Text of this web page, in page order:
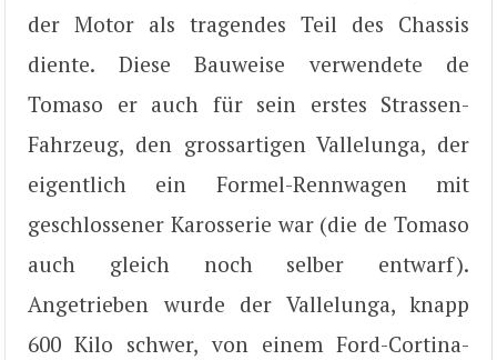
der Motor als tragendes Teil des Chassis
diente. Diese Bauweise verwendete de
Tomaso er auch für sein erstes Strassen-
Fahrzeug, den grossartigen Vallelunga, der
eigentlich ein Formel-Rennwagen mit
geschlossener Karosserie war (die de Tomaso
auch gleich noch selber entwarf).
Angetrieben wurde der Vallelunga, knapp
600 Kilo schwer, von einem Ford-Cortina-